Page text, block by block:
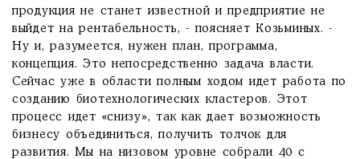
продукция не станет известной и предприятие не
выйдет на рентабельность, - поясняет Козьминых. -
Ну и, разумеется, нужен план, программа,
концепция. Это непосредственно задача власти.
Сейчас уже в области полным ходом идет работа по
созданию биотехнологических кластеров. Этот
процесс идет «снизу», так как дает возможность
бизнесу объединиться, получить толчок для
развития. Мы на низовом уровне собрали 40 с